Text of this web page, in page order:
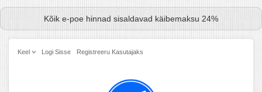
Kõik e-poe hinnad sisaldavad käibemaksu 24%
Keel Logi Sisse Registreeru Kasutajaks